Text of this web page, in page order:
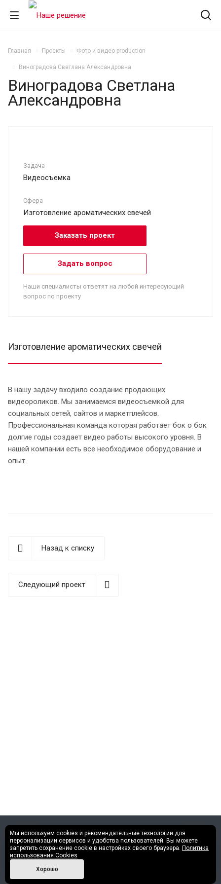
Главная Проекты Фото и видео production
Виноградова Светлана Александровна
Виноградова Светлана
Александровна
Задача
Видеосъемка
Сфера
Изготовление ароматических свечей
Заказать проект
Задать вопрос
Наши специалисты ответят на любой интересующий
вопрос по проекту
Изготовление ароматических свечей
В нашу задачу входило создание продающих
видеороликов. Мы занимаемся видеосъемкой для
социальных сетей, сайтов и маркетплейсов.
Профессиональная команда которая работает бок о бок
долгие годы создает видео работы высокого уровня. В
нашей компании есть все необходимое оборудование и
опыт.
Назад к списку
Следующий проект
©2013 - 2026 Все права защищены.
Политика конфиденциальности
Мы используем cookies и рекомендательные технологии для
персонализации сервисов и удобства пользователей. Вы можете
запретить сохранение cookie в настройках своего браузера. Политика
использования Cookies
Хорошо